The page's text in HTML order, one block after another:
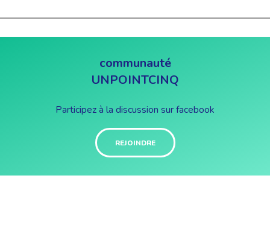
communauté
UNPOINTCINQ
Participez à la discussion sur facebook
REJOINDRE